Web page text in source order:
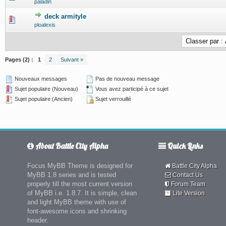
paladin
deck armityle
ploalexis
0 Votes - 0 sur 5 en moyenne
Pages (2) : 1 2 Suivant »
Nouveaux messages
Sujet populaire (Nouveau)
Sujet populaire (Ancien)
Pas de nouveau message
Vous avez participé à ce sujet
Sujet verrouillé
About Battle City Alpha
Focus MyBB Theme is designed for
MyBB 1.8 series and is tested
properly till the most current version
of MyBB i.e. 1.8.7. It is simple, clean
and light MyBB theme with use of
font-awesome icons and shrinking
header.
Quick Links
Battle City Alpha
Contact Us
Forum Team
Lite Version